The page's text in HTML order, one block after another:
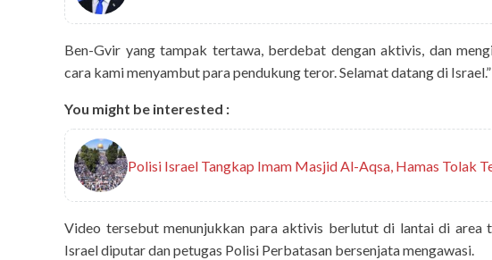
Ben-Gvir yang tampak tertawa, berdebat dengan aktivis, dan
cara kami menyambut para pendukung teror. Selamat datang di Israel.”
You might be interested :
Polisi Israel Tangkap Imam Masjid Al-Aqsa, Hamas Tolak
Video tersebut menunjukkan para aktivis berlutut di lantai di area
Israel diputar dan petugas Polisi Perbatasan bersenjata mengawasi.